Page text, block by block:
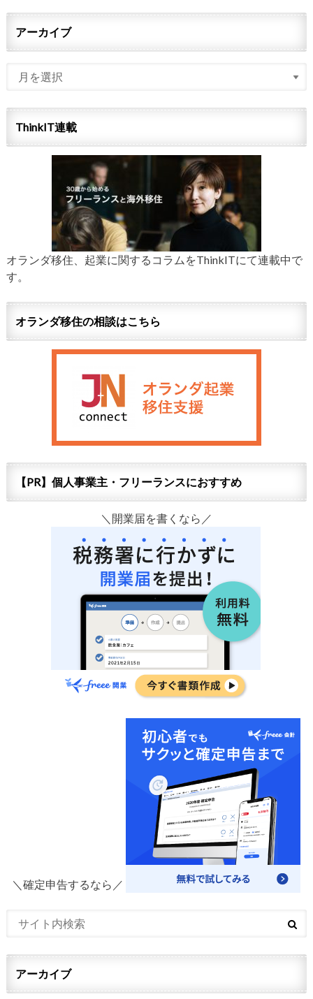
アーカイブ
ThinkIT連載
オランダ移住、起業に関するコラムをThinkITにて連載中で
す。
オランダ移住の相談はこちら
【PR】個人事業主・フリーランスにおすすめ
＼開業届を書くなら／
＼確定申告するなら／
アーカイブ